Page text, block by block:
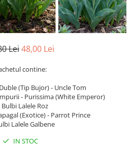
Lei48,00 Lei
contine:
(Tip Bujor) - Uncle Tom
- Purissima (White Emperor)
Lalele Roz
(Exotice) - Parrot Prince
Lalele Galbene
IN STOC